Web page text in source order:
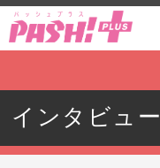
インタビュー